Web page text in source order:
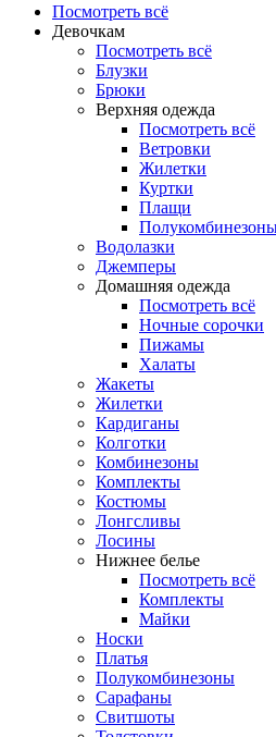
Посмотреть всё
Девочкам
Посмотреть всё
Блузки
Брюки
Верхняя одежда
Посмотреть всё
Ветровки
Жилетки
Куртки
Плащи
Водолазки
Джемперы
Домашняя одежда
Посмотреть всё
Ночные сорочки
Пижамы
Халаты
Жакеты
Жилетки
Кардиганы
Колготки
Комбинезоны
Комплекты
Костюмы
Лонгсливы
Лосины
Нижнее белье
Посмотреть всё
Комплекты
Майки
Носки
Платья
Полукомбинезоны
Сарафаны
Свитшоты